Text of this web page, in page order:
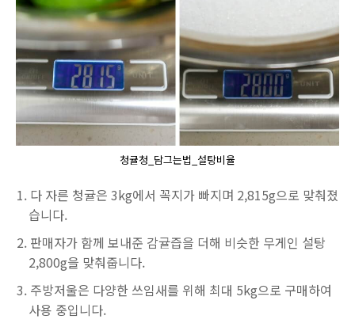
청귤청_담그는법_설탕비율
다 자른 청귤은 3kg에서 꼭지가 빠지며 2,815g으로 맞춰졌
습니다.
판매자가 함께 보내준 감귤즙을 더해 비슷한 무게인 설탕
2,800g을 맞춰줍니다.
주방저울은 다양한 쓰임새를 위해 최대 5kg으로 구매하여
사용 중입니다.